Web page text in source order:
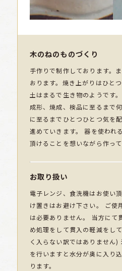
木のねのものづくり
手作りで制作しております。
おります。焼き上がりはひと
土はまるで生き物のようです
成形、焼成、検品に至るまで
に至るまでひとつひとつ気を
進めていきます。 器を使われ
頂けることを想いながら作って
お取り扱い
電子レンジ、食洗機はお使い
け置きはお避け下さい。 ご使
は必要ありません。 当方にて
め処理をして貫入の軽減をし
く入らない訳ではありません)
を行いますと水分が奥に入り
ります。